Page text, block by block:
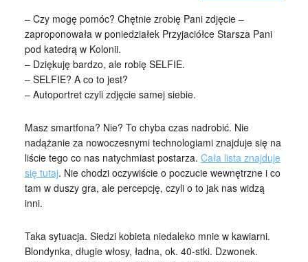
– Czy mogę pomóc? Chętnie zrobię Pani zdjęcie –
zaproponowała w poniedziałek Przyjaciółce Starsza Pani
pod katedrą w Kolonii.
– Dziękuję bardzo, ale robię SELFIE.
– SELFIE? A co to jest?
– Autoportret czyli zdjęcie samej siebie.
Masz smartfona? Nie? To chyba czas nadrobić. Nie
nadążanie za nowoczesnymi technologiami znajduje się na
liście tego co nas natychmiast postarza. Cała lista znajduje
się tutaj. Nie chodzi oczywiście o poczucie wewnętrzne i co
tam w duszy gra, ale percepcję, czyli o to jak nas widzą
inni.
Taka sytuacja. Siedzi kobieta niedaleko mnie w kawiarni.
Blondynka, długie włosy, ładna, ok. 40-stki. Dzwonek.